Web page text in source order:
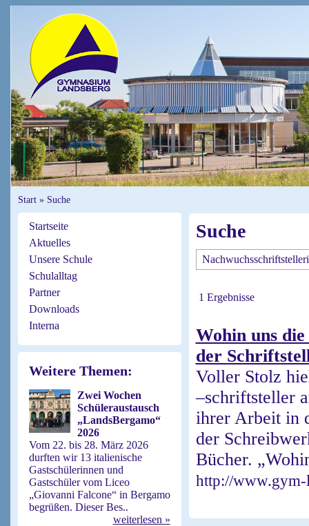
Start» Suche
Startseite
Aktuelles
Unsere Schule
Schulalltag
Partner
Downloads
Interna
Weitere Themen:
Zwei Wochen
Schüleraustausch
„LandsBergamo“
2026
Vom 22. bis 28. März 2026
durften wir 13 italienische
Gastschülerinnen und
Gastschüler vom Liceo
„Giovanni Falcone“ in Bergamo
begrüßen. Dieser Bes..
weiterlesen »
Suche
1 Ergebnisse
Wohin uns
der
Voller Stolz
–schriftsteller
ihrer Arbeit in
der
Bücher.
http://www.gym-